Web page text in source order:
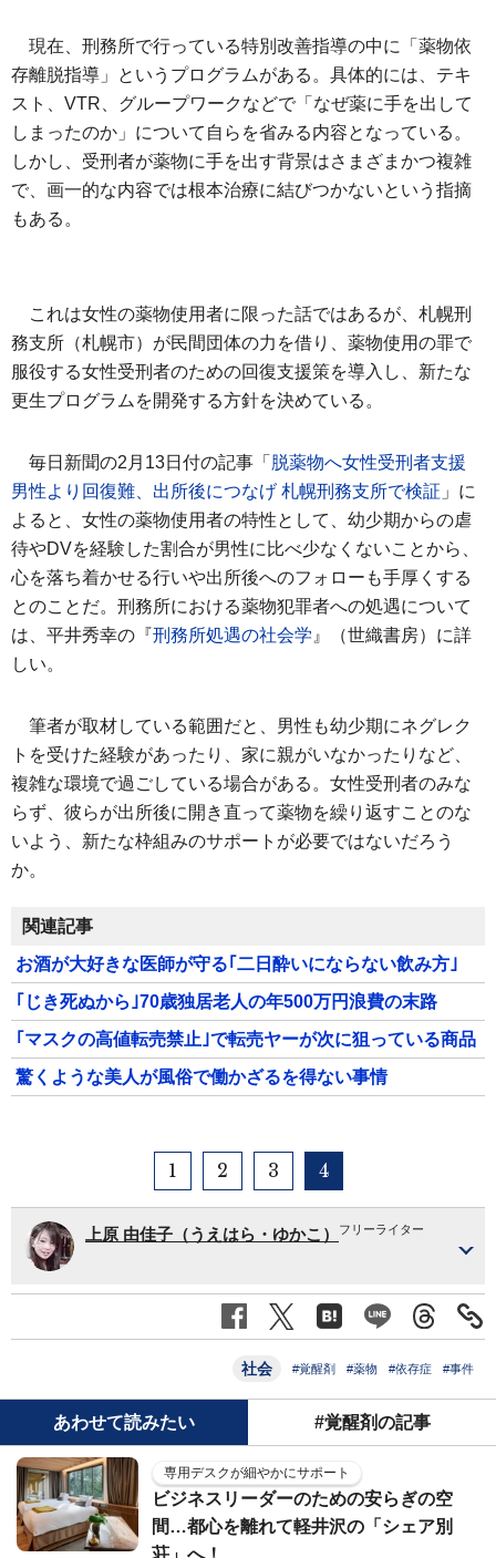
現在、刑務所で行っている特別改善指導の中に「薬物依
存離脱指導」というプログラムがある。具体的には、テキ
スト、VTR、グループワークなどで「なぜ薬に手を出して
しまったのか」について自らを省みる内容となっている。
しかし、受刑者が薬物に手を出す背景はさまざまかつ複雑
で、画一的な内容では根本治療に結びつかないという指摘
もある。
これは女性の薬物使用者に限った話ではあるが、札幌刑
務支所（札幌市）が民間団体の力を借り、薬物使用の罪で
服役する女性受刑者のための回復支援策を導入し、新たな
更生プログラムを開発する方針を決めている。
毎日新聞の2月13日付の記事「 脱薬物へ女性受刑者支援
男性より回復難、出所後につなげ 札幌刑務支所で検証 」に
よると、女性の薬物使用者の特性として、幼少期からの虐
待やDVを経験した割合が男性に比べ少なくないことから、
心を落ち着かせる行いや出所後へのフォローも手厚くする
とのことだ。刑務所における薬物犯罪者への処遇について
は、平井秀幸の『刑務所処遇の社会学 』（世織書房）に詳
しい。
筆者が取材している範囲だと、男性も幼少期にネグレク
トを受けた経験があったり、家に親がいなかったりなど、
複雑な環境で過ごしている場合がある。女性受刑者のみな
らず、彼らが出所後に開き直って薬物を繰り返すことのな
いよう、新たな枠組みのサポートが必要ではないだろう
か。
関連記事
お酒が大好きな医師が守る｢二日酔いにならない飲み方｣
｢じき死ぬから｣70歳独居老人の年500万円浪費の末路
｢マスクの高値転売禁止｣で転売ヤーが次に狙っている商品
驚くような美人が風俗で働かざるを得ない事情
1 2 3 4
上原 由佳子（うえはら・ゆかこ） フリーライター
社会 #覚醒剤 #薬物 #依存症 #事件
あわせて読みたい #覚醒剤の記事
専用デスクが細やかにサポート
ビジネスリーダーのための安らぎの空
間…都心を離れて軽井沢の「シェア別
荘」へ！